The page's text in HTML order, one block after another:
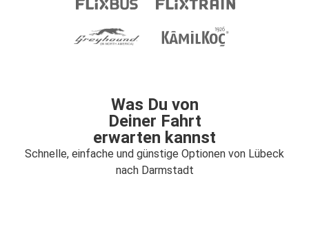
Was Du von
Deiner Fahrt
erwarten kannst
Schnelle, einfache und günstige Optionen von Lübeck
nach Darmstadt